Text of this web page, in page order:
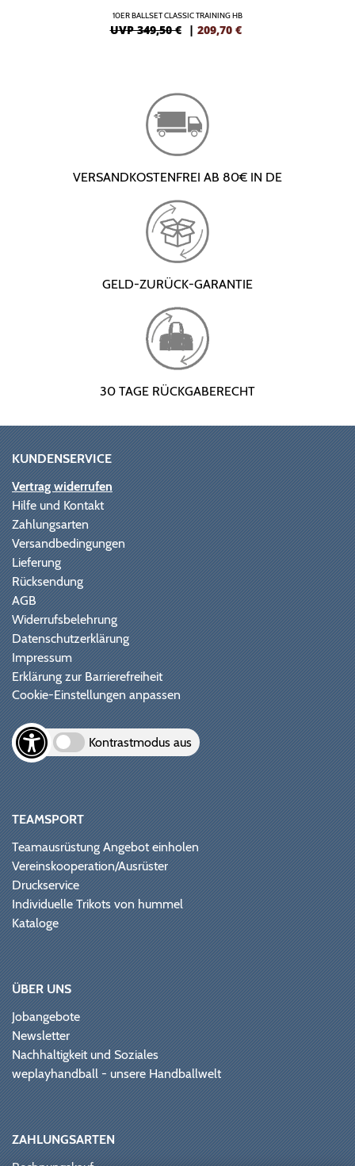
10ER BALLSET CLASSIC TRAINING HB
UVP 349,50 € | 209,70 €
VERSANDKOSTENFREI AB 80€ IN DE
GELD-ZURÜCK-GARANTIE
30 TAGE RÜCKGABERECHT
KUNDENSERVICE
Vertrag widerrufen
Hilfe und Kontakt
Zahlungsarten
Versandbedingungen
Lieferung
Rücksendung
AGB
Widerrufsbelehrung
Datenschutzerklärung
Impressum
Erklärung zur Barrierefreiheit
Cookie-Einstellungen anpassen
Kontrastmodus aus
TEAMSPORT
Teamausrüstung Angebot einholen
Vereinskooperation/Ausrüster
Druckservice
Individuelle Trikots von hummel
Kataloge
ÜBER UNS
Jobangebote
Newsletter
Nachhaltigkeit und Soziales
weplayhandball - unsere Handballwelt
ZAHLUNGSARTEN